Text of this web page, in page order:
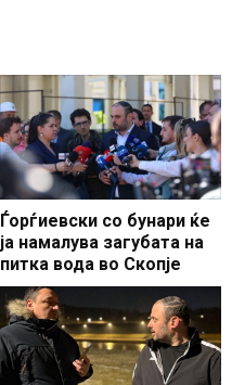
Ѓорѓиевски со бунари ќе
ја намалува загубата на
питка вода во Скопје